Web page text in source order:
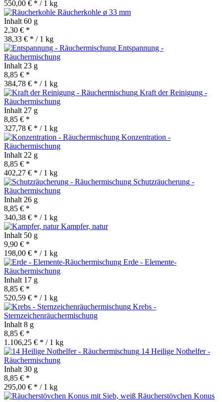
550,00 € * / 1 kg
Räucherkohle ø 33 mm
Inhalt 60 g
2,30 € *
38,33 € * / 1 kg
Entspannung -
Räuchermischung
Inhalt 23 g
8,85 € *
384,78 € * / 1 kg
Kraft der Reinigung -
Räuchermischung
Inhalt 27 g
8,85 € *
327,78 € * / 1 kg
Konzentration -
Räuchermischung
Inhalt 22 g
8,85 € *
402,27 € * / 1 kg
Schutzräucherung -
Räuchermischung
Inhalt 26 g
8,85 € *
340,38 € * / 1 kg
Kampfer, natur
Inhalt 50 g
9,90 € *
198,00 € * / 1 kg
Erde - Elemente-
Räuchermischung
Inhalt 17 g
8,85 € *
520,59 € * / 1 kg
Krebs -
Sternzeichenräuchermischung
Inhalt 8 g
8,85 € *
1.106,25 € * / 1 kg
14 Heilige Nothelfer -
Räuchermischung
Inhalt 30 g
8,85 € *
295,00 € * / 1 kg
Räucherstövchen Konus